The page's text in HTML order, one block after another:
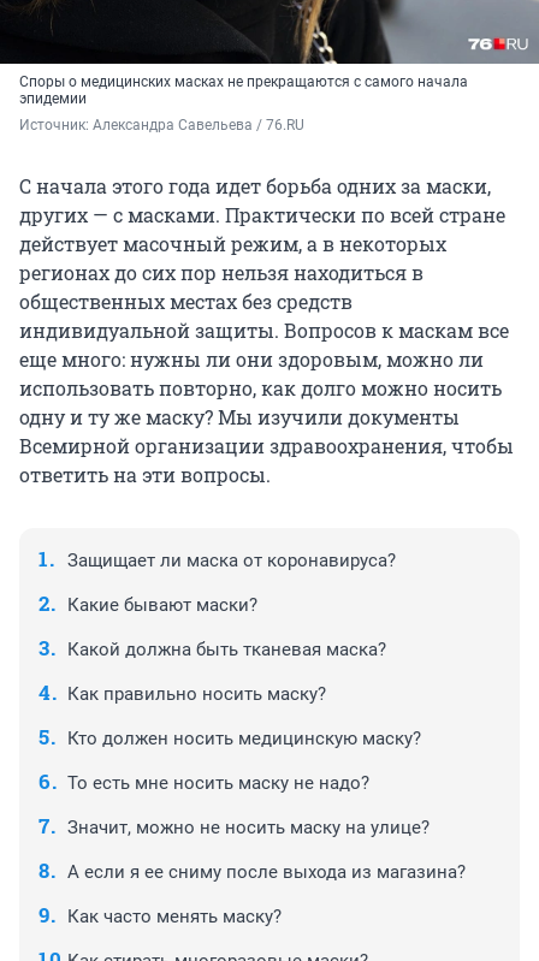
Споры о медицинских масках не прекращаются с самого начала
эпидемии
Источник: Александра Савельева / 76.RU
С начала этого года идет борьба одних за маски,
других — с масками. Практически по всей стране
действует масочный режим, а в некоторых
регионах до сих пор нельзя находиться в
общественных местах без средств
индивидуальной защиты. Вопросов к маскам все
еще много: нужны ли они здоровым, можно ли
использовать повторно, как долго можно носить
одну и ту же маску? Мы изучили документы
Всемирной организации здравоохранения, чтобы
ответить на эти вопросы.
Защищает ли маска от коронавируса?
Какие бывают маски?
Какой должна быть тканевая маска?
Как правильно носить маску?
Кто должен носить медицинскую маску?
То есть мне носить маску не надо?
Значит, можно не носить маску на улице?
А если я ее сниму после выхода из магазина?
Как часто менять маску?